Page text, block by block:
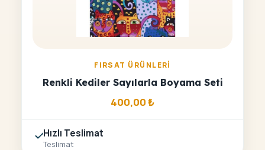
FIRSAT ÜRÜNLERI
Renkli Kediler Sayılarla Boyama Seti
400,00₺
Hızlı Teslimat
Teslimat